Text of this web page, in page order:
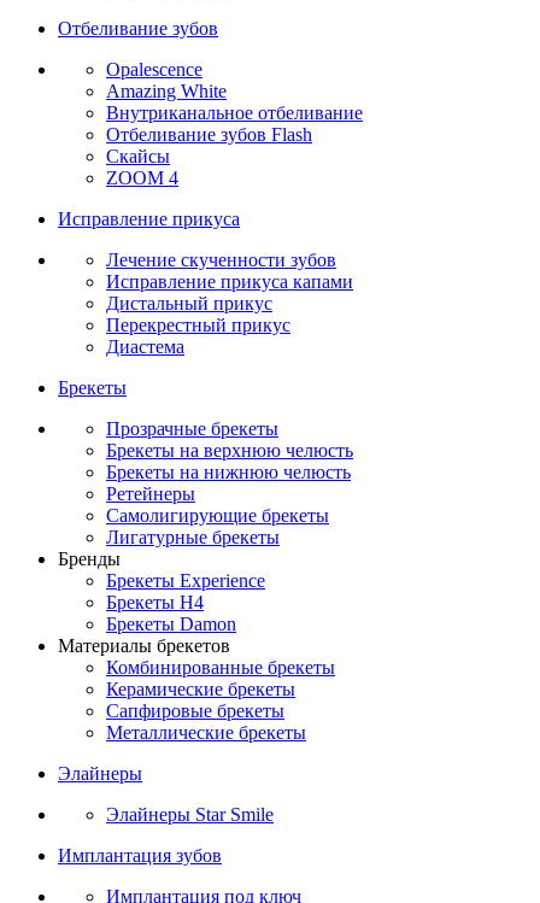
Отбеливание зубов
Opalescence
Amazing White
Внутриканальное отбеливание
Отбеливание зубов Flash
Скайсы
ZOOM 4
Исправление прикуса
Лечение скученности зубов
Исправление прикуса капами
Дистальный прикус
Перекрестный прикус
Диастема
Брекеты
Прозрачные брекеты
Брекеты на верхнюю челюсть
Брекеты на нижнюю челюсть
Ретейнеры
Самолигирующие брекеты
Лигатурные брекеты
Бренды
Брекеты Experience
Брекеты H4
Брекеты Damon
Материалы брекетов
Комбинированные брекеты
Керамические брекеты
Сапфировые брекеты
Металлические брекеты
Элайнеры
Элайнеры Star Smile
Имплантация зубов
Имплантация под ключ